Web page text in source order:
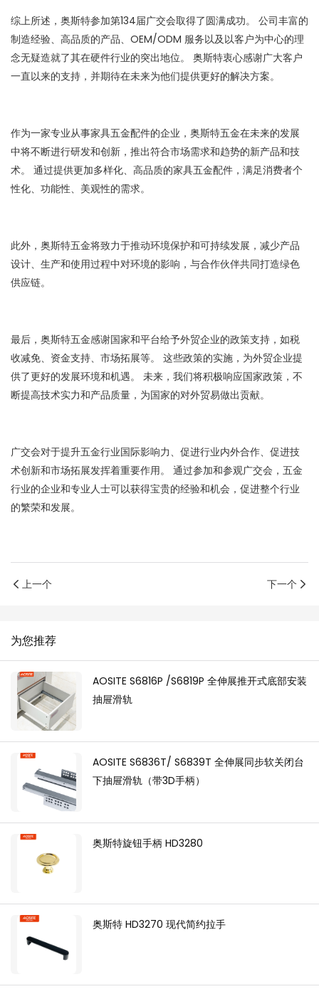
综上所述，奥斯特参加第134届广交会取得了圆满成功。 公司丰富的
制造经验、高品质的产品、OEM/ODM 服务以及以客户为中心的理
念无疑造就了其在硬件行业的突出地位。 奥斯特衷心感谢广大客户
一直以来的支持，并期待在未来为他们提供更好的解决方案。
作为一家专业从事家具五金配件的企业，奥斯特五金在未来的发展
中将不断进行研发和创新，推出符合市场需求和趋势的新产品和技
术。 通过提供更加多样化、高品质的家具五金配件，满足消费者个
性化、功能性、美观性的需求。
此外，奥斯特五金将致力于推动环境保护和可持续发展，减少产品
设计、生产和使用过程中对环境的影响，与合作伙伴共同打造绿色
供应链。
最后，奥斯特五金感谢国家和平台给予外贸企业的政策支持，如税
收减免、资金支持、市场拓展等。 这些政策的实施，为外贸企业提
供了更好的发展环境和机遇。 未来，我们将积极响应国家政策，不
断提高技术实力和产品质量，为国家的对外贸易做出贡献。
广交会对于提升五金行业国际影响力、促进行业内外合作、促进技
术创新和市场拓展发挥着重要作用。 通过参加和参观广交会，五金
行业的企业和专业人士可以获得宝贵的经验和机会，促进整个行业
的繁荣和发展。
上一个 下一个
为您推荐
AOSITE S6816P /S6819P 全伸展推开式底部安装
抽屉滑轨
AOSITE S6836T/ S6839T 全伸展同步软关闭台
下抽屉滑轨（带3D手柄）
奥斯特旋钮手柄 HD3280
奥斯特 HD3270 现代简约拉手